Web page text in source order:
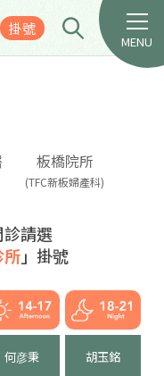
掛號
MENU
板橋院所
(TFC新板婦產科)
請選
所」掛號
何彦秉
胡玉銘